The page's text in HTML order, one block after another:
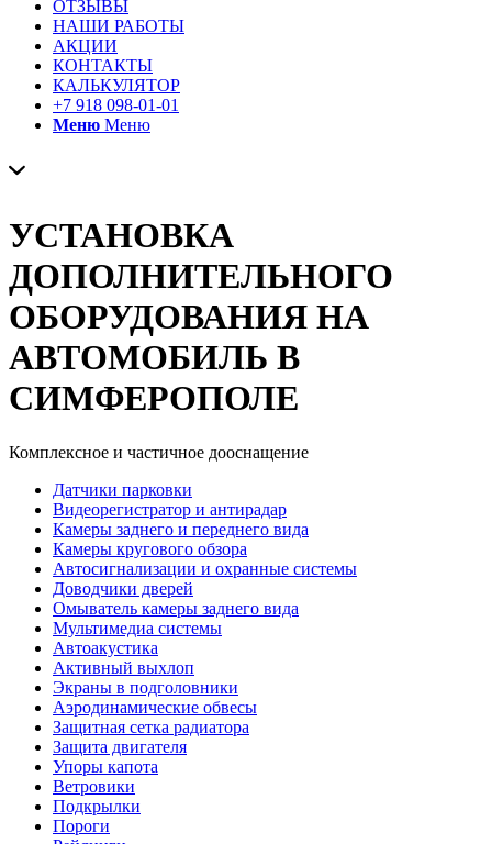
ОТЗЫВЫ
НАШИ РАБОТЫ
АКЦИИ
КОНТАКТЫ
КАЛЬКУЛЯТОР
+7 918 098-01-01
Меню Меню
УСТАНОВКА
ДОПОЛНИТЕЛЬНОГО
ОБОРУДОВАНИЯ НА
АВТОМОБИЛЬ В
СИМФЕРОПОЛЕ
Комплексное и частичное дооснащение
Датчики парковки
Видеорегистратор и антирадар
Камеры заднего и переднего вида
Камеры кругового обзора
Автосигнализации и охранные системы
Доводчики дверей
Омыватель камеры заднего вида
Мультимедиа системы
Автоакустика
Активный выхлоп
Экраны в подголовники
Аэродинамические обвесы
Защитная сетка радиатора
Защита двигателя
Упоры капота
Ветровики
Подкрылки
Пороги